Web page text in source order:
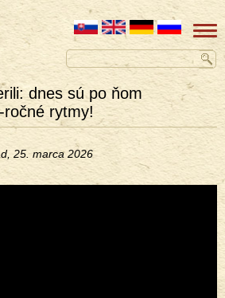
dnes sú po ňom
rytmy!
25. marca 2026